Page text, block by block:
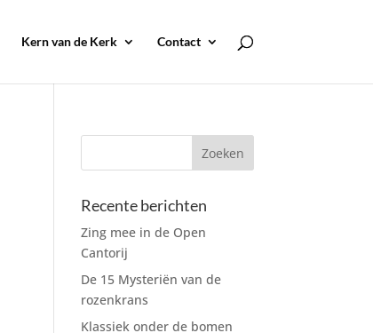
Kern van de Kerk Contact
Recente berichten
Zing mee in de Open
Cantorij
De 15 Mysteriën van de
rozenkrans
Klassiek onder de bomen